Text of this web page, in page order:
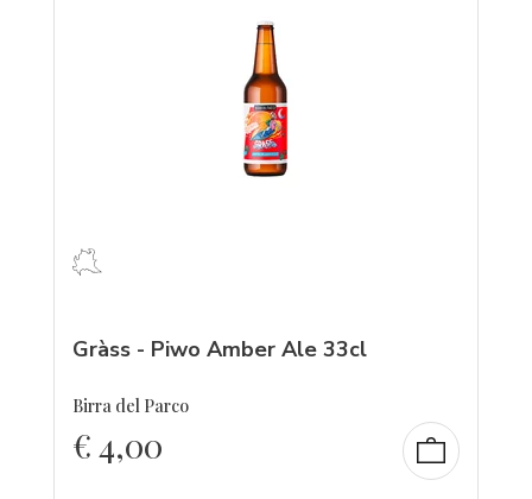
Gràss - Piwo Amber Ale 33cl
Birra del Parco
€4,00